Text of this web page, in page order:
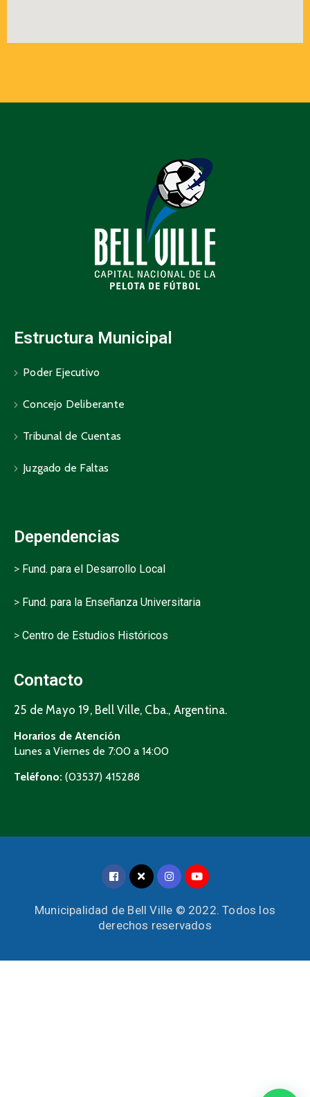
Estructura Municipal
Poder Ejecutivo
Concejo Deliberante
Tribunal de Cuentas
Juzgado de Faltas
Dependencias
> Fund. para el Desarrollo Local
> Fund. para la Enseñanza Universitaria
> Centro de Estudios Históricos
Contacto
25 de Mayo 19, Bell Ville, Cba., Argentina.
Horarios de Atención
Lunes a Viernes de 7:00 a 14:00
Teléfono: (03537) 415288
Municipalidad de Bell Ville © 2022. Todos los
derechos reservados